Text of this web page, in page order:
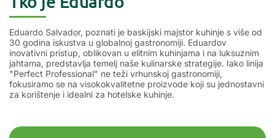
Eduardo Salvador, poznati je baskijski majstor kuhinje s više od
30 godina iskustva u globalnoj gastronomiji. Eduardov
inovativni pristup, oblikovan u elitnim kuhinjama i na luksuznim
jahtama, predstavlja temelj naše kulinarske strategije. Iako linija
"Perfect Professional" ne teži vrhunskoj gastronomiji,
fokusiramo se na visokokvalitetne proizvode koji su jednostavni
za korištenje i idealni za hotelske kuhinje.